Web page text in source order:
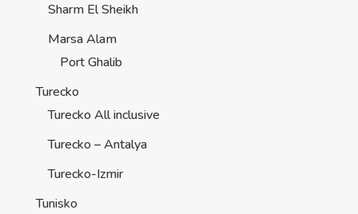
Sharm El Sheikh
Marsa Alam
Port Ghalib
Turecko
Turecko All inclusive
Turecko – Antalya
Turecko-Izmir
Tunisko